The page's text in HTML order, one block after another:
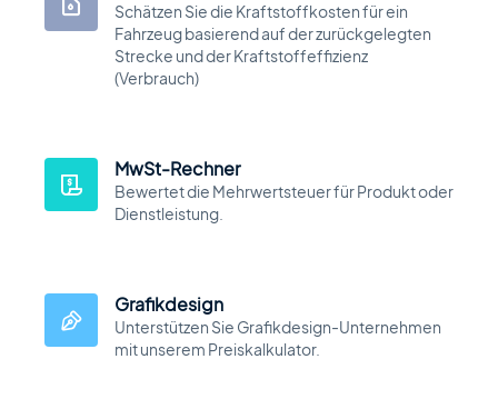
Schätzen Sie die Kraftstoffkosten für ein
Fahrzeug basierend auf der zurückgelegten
Strecke und der Kraftstoffeffizienz
(Verbrauch)
MwSt-Rechner
Bewertet die Mehrwertsteuer für Produkt oder
Dienstleistung.
Grafikdesign
Unterstützen Sie Grafikdesign-Unternehmen
mit unserem Preiskalkulator.